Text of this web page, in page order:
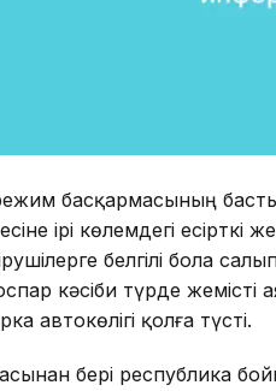
басқармасының
ірі көлемдегі
белгілі бола
кәсіби түрде
автокөлігі қолға түсті.
бері республика